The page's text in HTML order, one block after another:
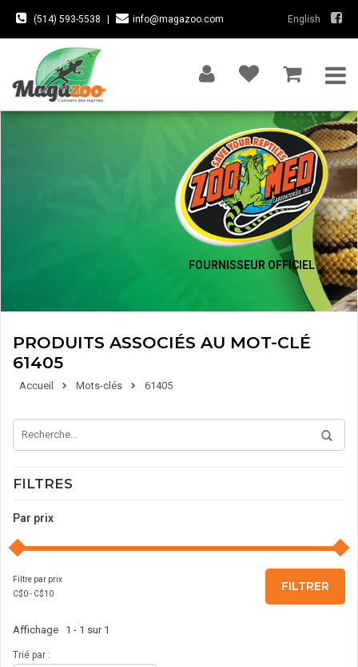
(514) 593-5538 info@magazoo.com English
FOURNISSEUR OFFICIEL
PRODUITS ASSOCIÉS AU MOT-CLÉ
61405
Accueil Mots-clés 61405
FILTRES
Par prix
Filtre par prix
C$0- C$10
FILTRER
Affichage 1 - 1 sur 1
Trié par :